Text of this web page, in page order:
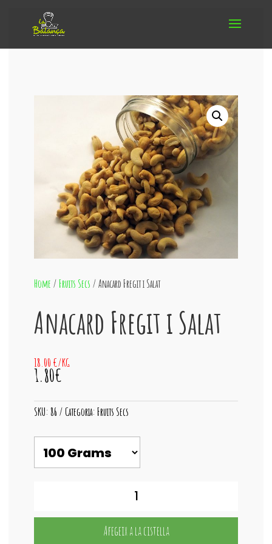
Home /Fruits Secs / Anacard Fregit i Salat
Anacard Fregit i Salat
18.00 €/KG
1.80€
SKU: 86 Categoria:Fruits Secs
Afegeix a la cistella